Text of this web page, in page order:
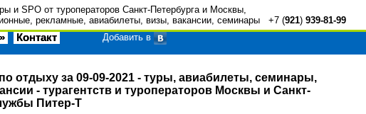
и SPO от туроператоров Санкт-Петербурга и Москвы,
рекламные, авиабилеты, визы, вакансии, семинары +7 (921) 939-81-99
Контакт Добавить в
отдыху за 09-09-2021 - туры, авиабилеты, семинары,
- турагентств и туроператоров Москвы и Санкт-
Питер-Т